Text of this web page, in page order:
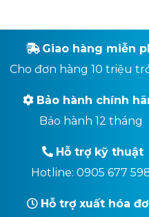
Giao hàng miễn
Cho đơn hàng 10 triệu
Bảo hành chính
Bảo hành 12 tháng
Hỗ trợ kỹ thuật
Hotline: 0905 677
Hỗ trợ xuất hóa